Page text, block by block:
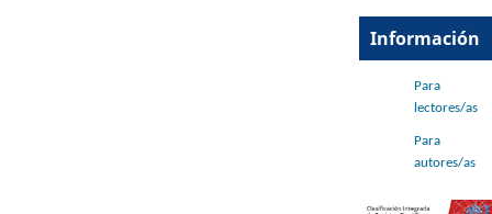
Información
Para
lectores/as
Para
autores/as